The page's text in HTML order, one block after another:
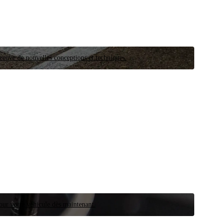
de nouvelles conceptions et techniques.
votre véhicule dès maintenant.